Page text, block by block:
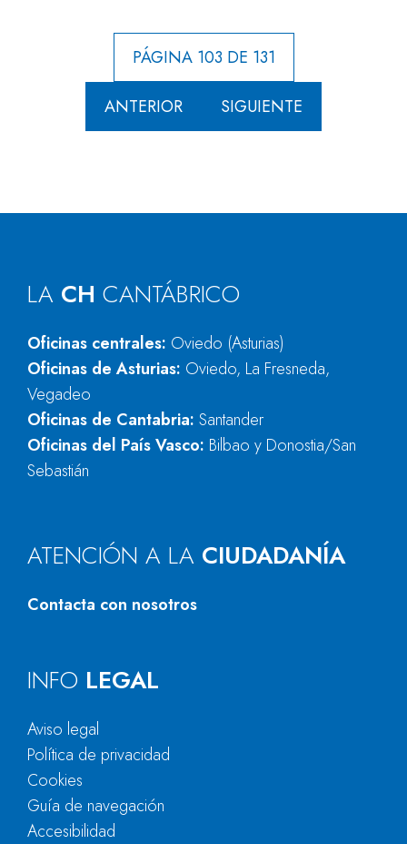
PÁGINA 103 DE 131
ANTERIOR SIGUIENTE
LA CH CANTÁBRICO
Oficinas centrales: Oviedo (Asturias)
Oficinas de Asturias: Oviedo, La Fresneda,
Vegadeo
Oficinas de Cantabria: Santander
Oficinas del País Vasco: Bilbao y Donostia/San
Sebastián
ATENCIÓN A LA CIUDADANÍA
Contacta con nosotros
INFO LEGAL
Aviso legal
Política de privacidad
Cookies
Guía de navegación
Accesibilidad